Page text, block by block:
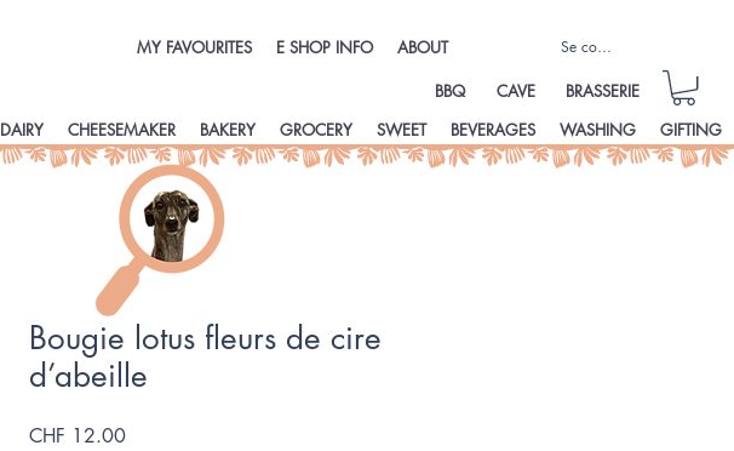
MY FAVOURITES E SHOP INFO ABOUT Se connecter
BBQ CAVE
BRASSERIE
DAIRY CHEESEMAKER BAKERY GROCERY SWEET BEVERAGES WASHING GIFTING
Bougie lotus fleurs de cire
d’abeille
CHF 12.00Price